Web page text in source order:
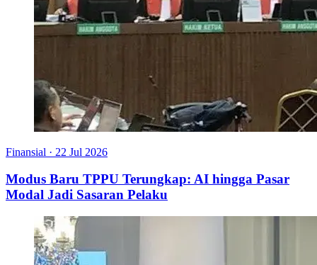
Finansial · 22 Jul 2026
Modus Baru TPPU Terungkap: AI hingga Pasar
Modal Jadi Sasaran Pelaku